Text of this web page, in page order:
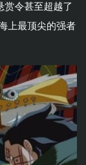
赏令甚至超越了
上最顶尖的强者